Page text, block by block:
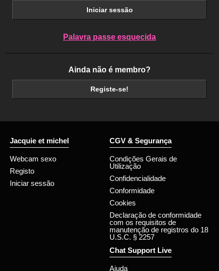
Iniciar sessão
Palavra passe esquecida
Ainda não é membro?
Registe-se!
Jacquie et michel
Webcam sexo
Registo
Iniciar sessão
CGV & Segurança
Condições Gerais de
Utilização
Confidencialidade
Conformidade
Cookies
Declaração de conformidade
com os requisitos de
manutenção de registros do 18
U.S.C. § 2257
Chat Support Live
Ajuda